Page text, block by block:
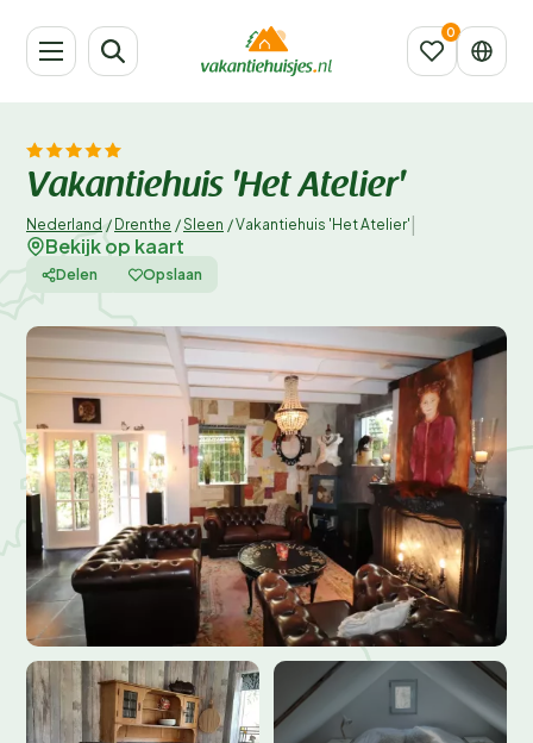
Vakantiehuis 'Het Atelier'
Nederland / Drenthe /Sleen /Vakantiehuis 'Het Atelier'
Bekijk op kaart
Delen Opslaan